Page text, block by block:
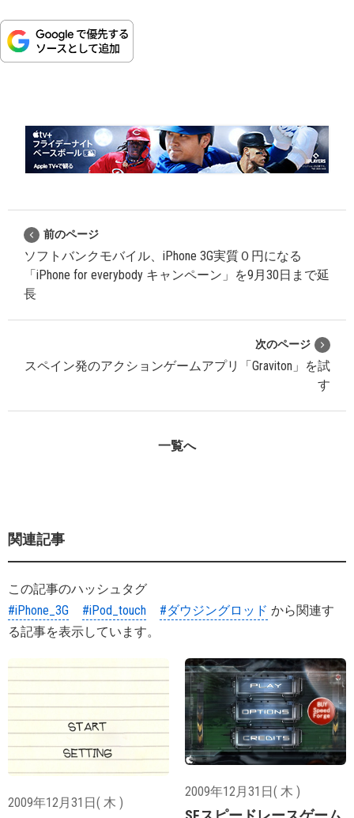
前のページ
ソフトバンクモバイル、iPhone 3G実質０円になる
「iPhone for everybody キャンペーン」を9月30日まで延
長
次のページ
スペイン発のアクションゲームアプリ「Graviton」を試
す
一覧へ
関連記事
この記事のハッシュタグ
#iPhone_3G
#iPod_touch #ダウジングロッド から関連す
る記事を表示しています。
2009年12月31日( 木 )
2009年12月31日( 木 )